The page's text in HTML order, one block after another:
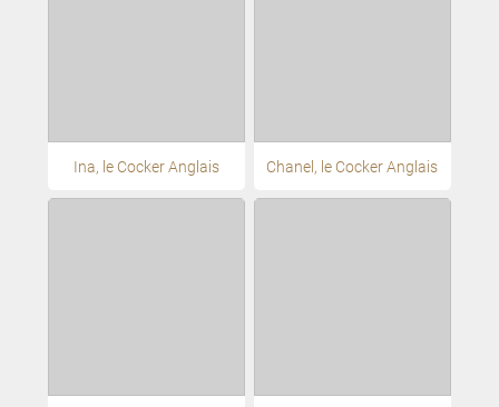
Ina, le Cocker Anglais Chanel, le Cocker Anglais